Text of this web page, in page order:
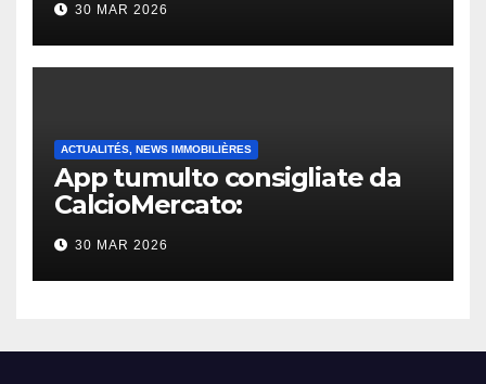
30 MAR 2026
ACTUALITÉS, NEWS IMMOBILIÈRES
App tumulto consigliate da
CalcioMercato:
considerazione di gennaio
2026
30 MAR 2026